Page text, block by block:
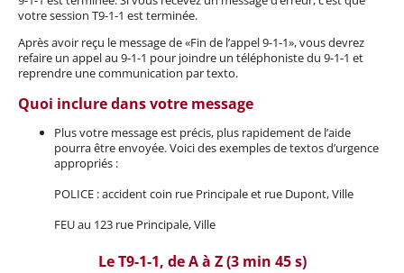
votre session T9-1-1 est terminée.
Après avoir reçu le message de «Fin de l’appel 9-1-1», vous devrez
refaire un appel au 9-1-1 pour joindre un téléphoniste du 9-1-1 et
reprendre une communication par texto.
Quoi inclure dans votre message
Plus votre message est précis, plus rapidement de l’aide
pourra être envoyée. Voici des exemples de textos d’urgence
appropriés :
POLICE : accident coin rue Principale et rue Dupont, Ville
FEU au 123 rue Principale, Ville
Le T9-1-1, de A à Z (3 min 45 s)